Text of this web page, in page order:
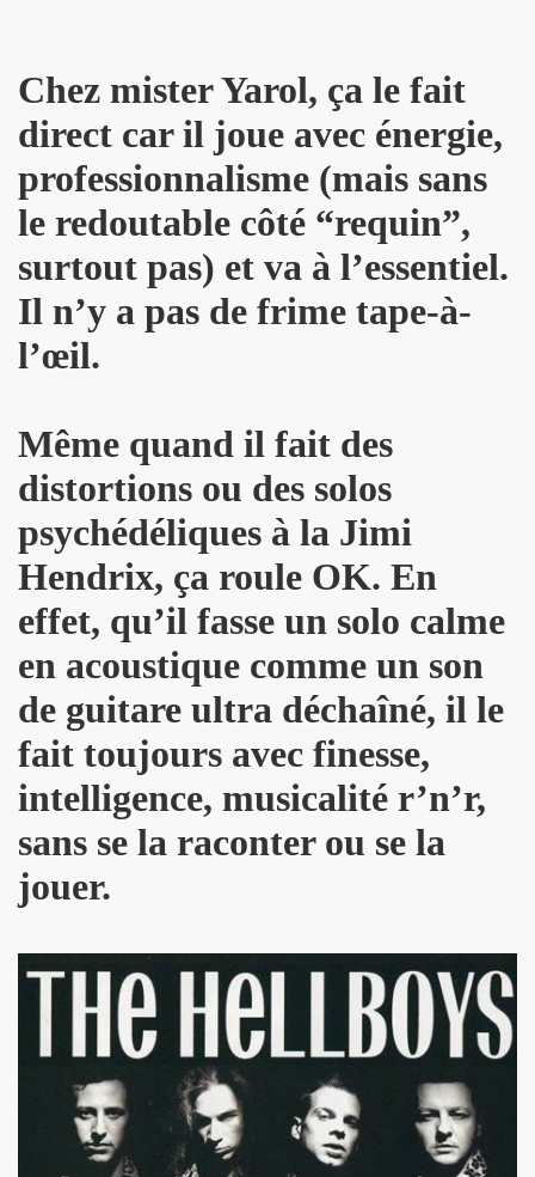
Chez mister Yarol, ça le fait
direct car il joue avec énergie,
professionnalisme (mais sans
le redoutable côté “requin”,
surtout pas) et va à l’essentiel.
Il n’y a pas de frime tape-à-
l’œil.
Même quand il fait des
distortions ou des solos
psychédéliques à la Jimi
Hendrix, ça roule OK. En
effet, qu’il fasse un solo calme
en acoustique comme un son
de guitare ultra déchaîné, il le
fait toujours avec finesse,
intelligence, musicalité r’n’r,
sans se la raconter ou se la
jouer.
(2014) de BRIAN SETZER : chronique
: chronique detaillee.
: chronique detaillee.
+ album "THE FABULOUS ROCK N ROLL
PARTON : chronique detaillee.
de la chanson" (Editions Caid, 2014) : chronique du
DRONES ("The Tangible Effect Of Love") le 28 mars
du Palace" (2014) : chronique de l'album.
le 18 decembre 2013 a LA BOULE NOIRE (Paris) :
2013 au TRIANON (Paris) : compte rendu.
FOLLLIES" (decembre 2013).
PASCAUD dans "TELERAMA" (8 au 14 janvier 2014).
MATIN" (20 decembre 2013).
(mercredi 18 decembre 2013).
T. MUGLER dans "TETU" (decembre 2013).
+ ICI PARIS le 14 novembre 2013 au TRIANON (Paris)
CHRISTOPHE MAE au PALAIS DES SPORTS 2013
(juillet 2013).
dans "PARIS MONTMARTRE" (ete 2013).
au TRIANON (avec MICK JONES) et le 12 juillet 2013